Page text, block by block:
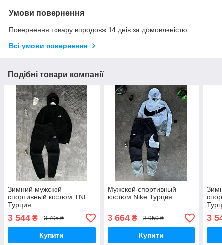
Умови повернення
Повернення товару впродовж 14 днів за домовленістю
Всі умови повернення
Подібні товари компанії
Зимний мужской
спортивный костюм TNF
Турция
3 544 ₴ 3 795 ₴
Купити
Мужской спортивный
костюм Nike Турция
3 664₴ 3 950 ₴
Купити
3